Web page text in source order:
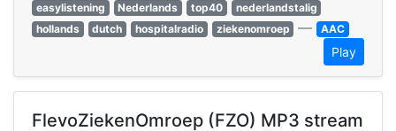
easylistening
Nederlands top40
nederlandstalig
hollands
dutch hospitalradio ziekenomroep — AAC
Play
FlevoZiekenOmroep (FZO) MP3 stream